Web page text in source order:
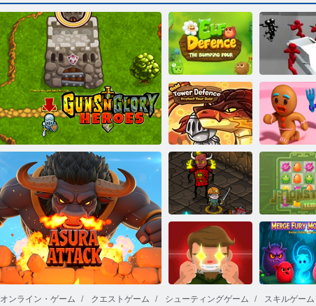
ガンズ・グローリーヒーローズ
エルフ防衛
バトルシ
レーター
ウンター
ター
ゴールドタワ
ーディフェン
ス
ジンジャ
レッドマ
救え
戦利品ヒーロ
ーズ2
モンスタ
オンライン・ゲーム クエストゲーム シューティングゲーム スキルゲーム